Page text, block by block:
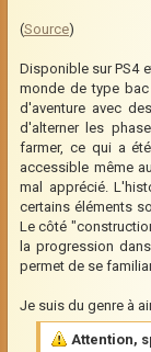
(Source)
Disponible sur PS4
monde de type
d'aventure avec
d'alterner les
farmer, ce qui a
accessible même
mal apprécié.
certains éléments
Le côté
la progression
permet de se
Je suis du genre à
Attention,